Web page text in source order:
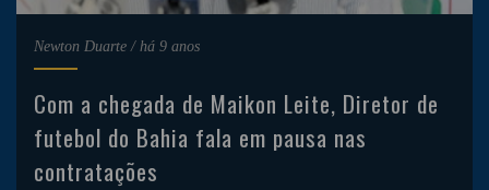
Newton Duarte / há 9 anos
Com a chegada de Maikon Leite, Diretor de
futebol do Bahia fala em pausa nas
contratações